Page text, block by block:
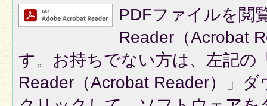
PDFファイルを閲
Reader（Acrobat
す。お持ちでない方は、左記の
Reader（Acrobat Reader）」